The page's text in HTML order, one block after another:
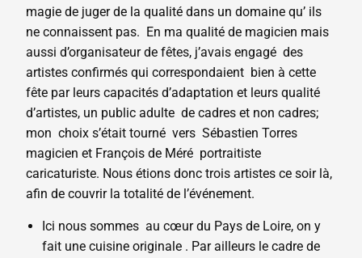
magie de juger de la qualité dans un domaine qu’ ils
ne connaissent pas. En ma qualité de magicien mais
aussi d’organisateur de fêtes, j’avais engagé des
artistes confirmés qui correspondaient bien à cette
fête par leurs capacités d’adaptation et leurs qualité
d’artistes, un public adulte de cadres et non cadres;
mon choix s’était tourné vers Sébastien Torres
magicien et François de Méré portraitiste
caricaturiste. Nous étions donc trois artistes ce soir là,
afin de couvrir la totalité de l’événement.
Ici nous sommes au cœur du Pays de Loire, on y
fait une cuisine originale . Par ailleurs le cadre de